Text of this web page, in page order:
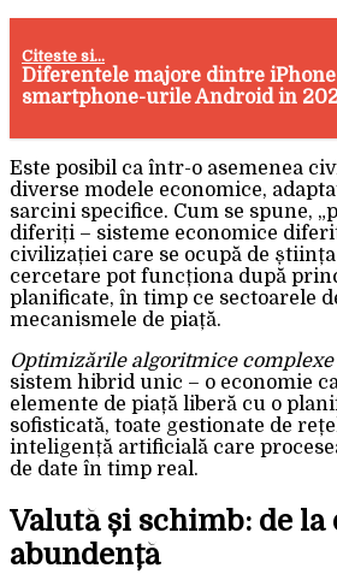
Citeste si...
Diferentele majore dintre
smartphone-urile Android in
Este posibil ca într-o asemenea
diverse modele economice,
sarcini specifice. Cum se spune,
diferiți – sisteme economice
civilizației care se ocupă de
cercetare pot funcționa după
planificate, în timp ce sectoarele
mecanismele de piață.
Optimizările algoritmice complexe
sistem hibrid unic – o economie
elemente de piață liberă cu o
sofisticată, toate gestionate de
inteligență artificială care
de date în timp real.
Valută și schimb: de
abundență